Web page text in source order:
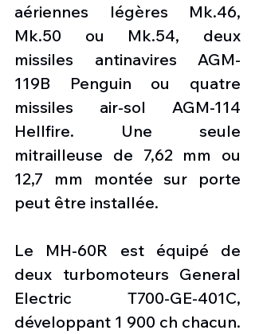
aériennes légères Mk.46,
Mk.50 ou Mk.54, deux
missiles antinavires AGM-
119B Penguin ou quatre
missiles air-sol AGM-114
Hellfire. Une seule
mitrailleuse de 7,62 mm ou
12,7 mm montée sur porte
peut être installée.
Le MH-60R est équipé de
deux turbomoteurs General
Electric T700-GE-401C,
développant 1 900 ch chacun.